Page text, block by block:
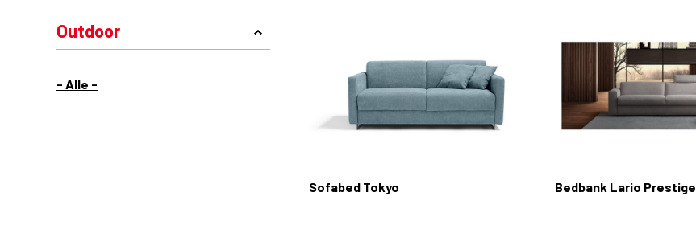
- Alle -
Outdoor
Sofabed Tokyo Bedbank Lario Prestige